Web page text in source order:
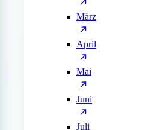
März
April
Mai
Juni
Juli